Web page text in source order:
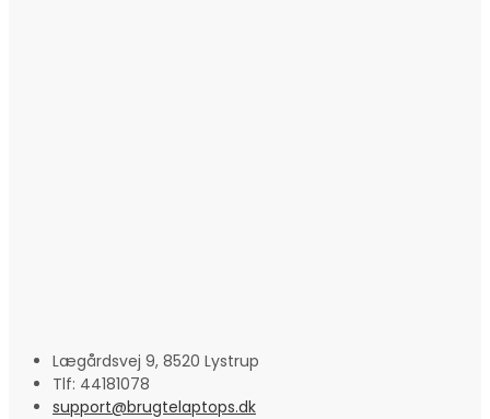
Lægårdsvej 9, 8520 Lystrup
Tlf: 44181078
support@brugtelaptops.dk